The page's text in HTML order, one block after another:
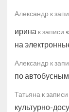
Александр к
ирина к записи
на
Александр к
по
Татьяна к записи
культурно-